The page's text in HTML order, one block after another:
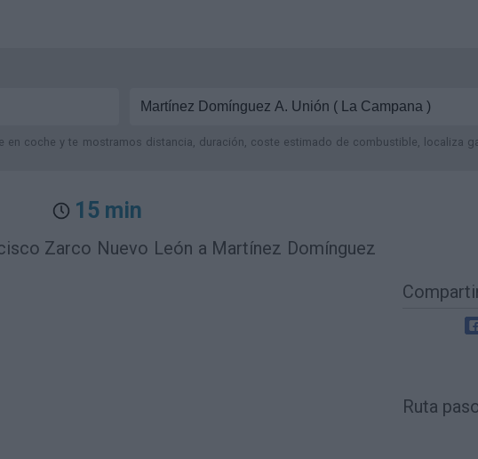
en coche y te mostramos distancia, duración, coste estimado de combustible, localiza
15 min
Zarco Nuevo León a Martínez Domínguez
Ruta